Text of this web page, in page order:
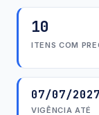
10
ITENS COM
07/07/2027
VIGÊNCIA ATÉ